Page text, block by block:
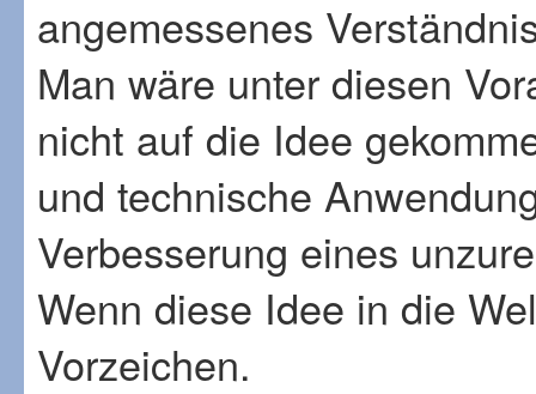
angemessenes
Man wäre unter diesen
nicht auf die Idee
und technische
Verbesserung eines
Wenn diese Idee in die
Vorzeichen.